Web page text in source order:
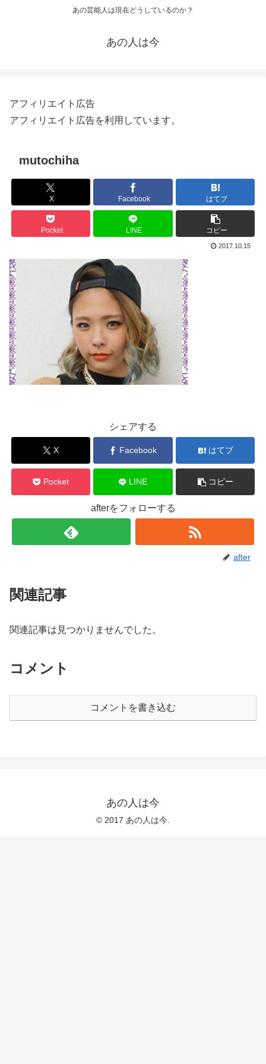
あの芸能人は現在どうしているのか？
あの人は今
アフィリエイト広告
アフィリエイト広告を利用しています。
mutochiha
X Facebook はてブ
Pocket LINE コピー
2017.10.15
シェアする
X Facebook はてブ
Pocket LINE コピー
afterをフォローする
after
関連記事
関連記事は見つかりませんでした。
コメント
コメントを書き込む
あの人は今
© 2017 あの人は今.